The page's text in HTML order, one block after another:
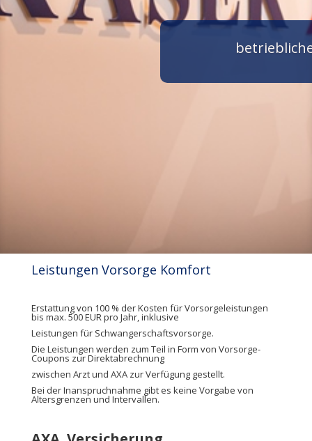
Leistungen Vorsorge Komfort
Erstattung von 100 % der Kosten für Vorsorgeleistungen
bis max. 500 EUR pro Jahr, inklusive
Leistungen für Schwangerschaftsvorsorge.
Die Leistungen werden zum Teil in Form von Vorsorge-
Coupons zur Direktabrechnung
zwischen Arzt und AXA zur Verfügung gestellt.
Bei der Inanspruchnahme gibt es keine Vorgabe von
Altersgrenzen und Intervallen.